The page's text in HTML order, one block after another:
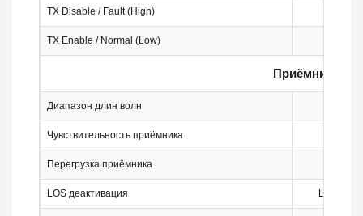
TX Disable / Fault (High)
TX Enable / Normal (Low)
Приёмник
Диапазон длин волн
Чувствительность приёмника
Перегрузка приёмника
LOS деактивация LOS D